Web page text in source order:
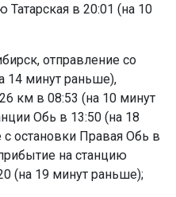
в 20:01 (на 10
отправление со
14 минут раньше),
км в 08:53 (на 10 минут
Обь в 13:50 (на 18
остановки Правая Обь в
на станцию
(на 19 минут раньше);